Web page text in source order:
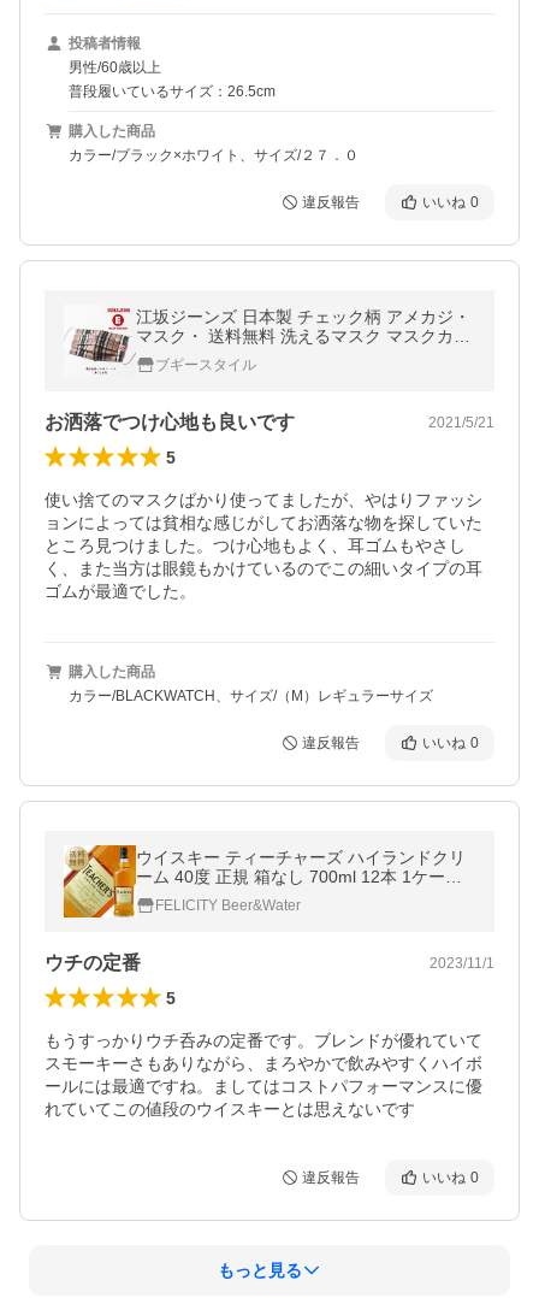
投稿者情報
男性/60歳以上
普段履いているサイズ：26.5cm
購入した商品
カラー/ブラック×ホワイト、サイズ/２７．０
違反報告 いいね 0
江坂ジーンズ 日本製 チェック柄 アメカジ・
マスク・ 送料無料 洗えるマスク マスクカバ
ー マウスカバー フェイスカバー
ブギースタイル
お洒落でつけ心地も良いです 2021/5/21
5
使い捨てのマスクばかり使ってましたが、やはりファッシ
ョンによっては貧相な感じがしてお洒落な物を探していた
ところ見つけました。つけ心地もよく、耳ゴムもやさし
く、また当方は眼鏡もかけているのでこの細いタイプの耳
ゴムが最適でした。
購入した商品
カラー/BLACKWATCH、サイズ/（M）レギュラーサイズ
違反報告 いいね 0
ウイスキー ティーチャーズ ハイランドクリ
ーム 40度 正規 箱なし 700ml 12本 1ケース
スコッチ 洋酒 包装不可 他商品と同梱不可
FELICITY Beer&Water
ウチの定番 2023/11/1
5
もうすっかりウチ呑みの定番です。ブレンドが優れていて
スモーキーさもありながら、まろやかで飲みやすくハイボ
ールには最適ですね。ましてはコストパフォーマンスに優
れていてこの値段のウイスキーとは思えないです
違反報告 いいね 0
もっと見る